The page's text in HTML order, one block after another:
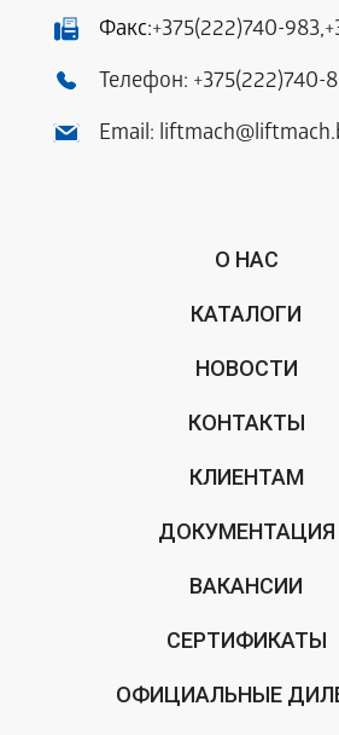
Факс:+375(222)740-983,
Телефон: +375(222)740-
Email:
О НАС
КАТАЛОГИ
НОВОСТИ
КОНТАКТЫ
КЛИЕНТАМ
ДОКУМЕНТАЦИЯ
ВАКАНСИИ
СЕРТИФИКАТЫ
ОФИЦИАЛЬНЫЕ